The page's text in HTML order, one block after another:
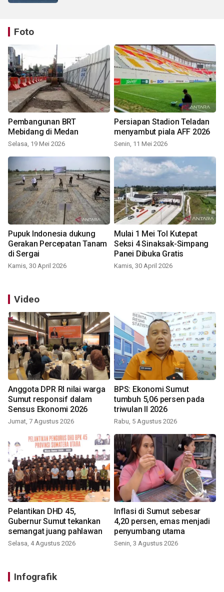
Foto
Pembangunan BRT
Mebidang di Medan
Selasa, 19 Mei 2026
Persiapan Stadion Teladan
menyambut piala AFF 2026
Senin, 11 Mei 2026
Pupuk Indonesia dukung
Gerakan Percepatan Tanam
di Sergai
Kamis, 30 April 2026
Mulai 1 Mei Tol Kutepat
Seksi 4 Sinaksak-Simpang
Panei Dibuka Gratis
Kamis, 30 April 2026
Video
Anggota DPR RI nilai warga
Sumut responsif dalam
Sensus Ekonomi 2026
Jumat, 7 Agustus 2026
BPS: Ekonomi Sumut
tumbuh 5,06 persen pada
triwulan II 2026
Rabu, 5 Agustus 2026
Pelantikan DHD 45,
Gubernur Sumut tekankan
semangat juang pahlawan
Selasa, 4 Agustus 2026
Inflasi di Sumut sebesar
4,20 persen, emas menjadi
penyumbang utama
Senin, 3 Agustus 2026
Infografik